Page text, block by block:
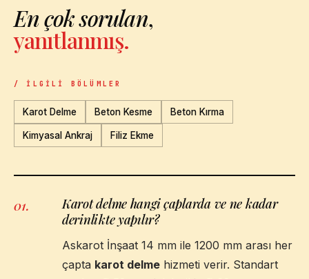
En çok sorulan,
yanıtlanmış.
/ İLGILI BÖLÜMLER
Karot Delme Beton Kesme Beton Kırma
Kimyasal Ankraj Filiz Ekme
01.
Karot delme hangi çaplarda ve ne kadar
derinlikte yapılır?
Askarot İnşaat 14 mm ile 1200 mm arası her
çapta karot delme hizmeti verir. Standart